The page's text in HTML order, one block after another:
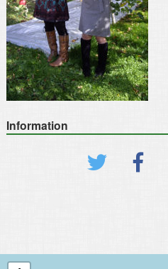
Information